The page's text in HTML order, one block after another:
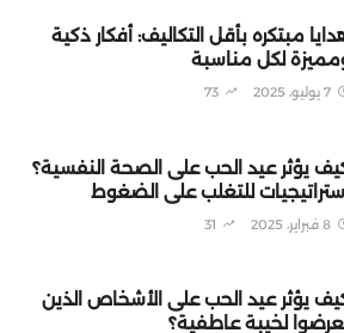
مبتكره بأقل التكاليف: أفكار ذكية
لكل مناسبة
7 يوليو، 2025 73
يؤثر عيد الحب على الصحة النفسية؟
استراتيجيات للتغلب على الضغوط
8 فبراير، 2025 31
يؤثر عيد الحب على الأشخاص الذين
لخيبة عاطفية؟